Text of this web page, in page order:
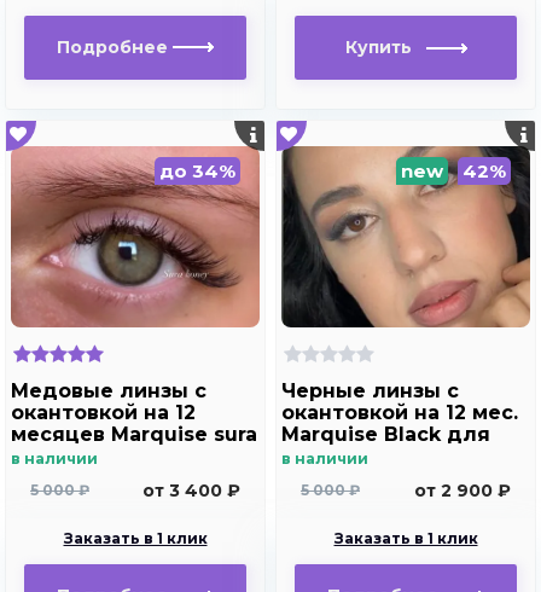
Подробнее
до 34%
Медовые линзы с
окантовкой на 12
месяцев Marquise sura
Honey
в наличии
5 000 ₽
от 3 400 ₽
Заказать в 1 клик
new 42%
Черные линзы c
окантовкой на 12 мес.
Marquise Black для
темных и светлых
в наличии
5 000 ₽
от 2 900 ₽
Заказать в 1 клик